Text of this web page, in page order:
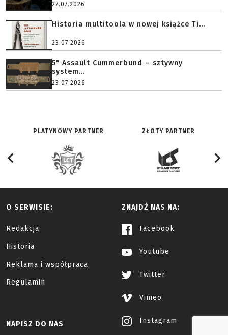
27.07.2026
Historia multitoola w nowej książce Ti...
23.07.2026
5" Assault Cummerbund – sztywny
system...
23.07.2026
PLATYNOWY PARTNER ZŁOTY PARTNER
O SERWISIE:
Redakcja
Historia
Reklama i współpraca
Regulamin
ZNAJDŹ NAS NA:
Facebook
Youtube
Twitter
Vimeo
Instagram
NAPISZ DO NAS